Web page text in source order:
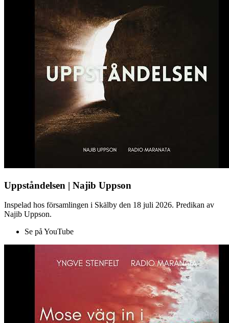
Uppståndelsen | Najib Uppson
Inspelad hos församlingen i Skälby den 18 juli 2026. Predikan av
Najib Uppson.
Se på YouTube